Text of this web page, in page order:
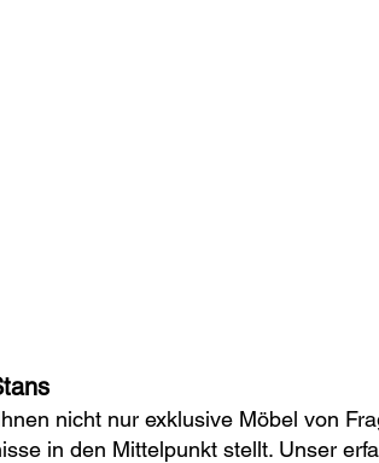
nicht nur exklusive Möbel von
in den Mittelpunkt stellt. Unser